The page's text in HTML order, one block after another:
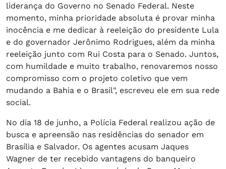
liderança do Governo no Senado Federal. Neste
momento, minha prioridade absoluta é provar minha
inocência e me dedicar à reeleição do presidente Lula
e do governador Jerônimo Rodrigues, além da minha
reeleição junto com Rui Costa para o Senado. Juntos,
com humildade e muito trabalho, renovaremos nosso
compromisso com o projeto coletivo que vem
mudando a Bahia e o Brasil", escreveu ele em sua rede
social.
No dia 18 de junho, a Polícia Federal realizou ação de
busca e apreensão nas residências do senador em
Brasília e Salvador. Os agentes acusam Jaques
Wagner de ter recebido vantagens do banqueiro